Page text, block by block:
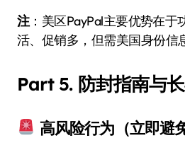
注：美区PayPal主要优势在于
活、促销多，但需美国身份信
Part 5. 防封指南与
高风险行为（立即避